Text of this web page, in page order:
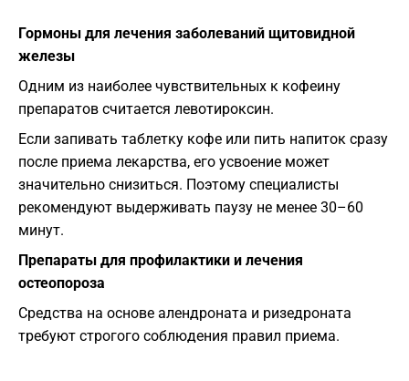
Гормоны для лечения заболеваний щитовидной
железы
Одним из наиболее чувствительных к кофеину
препаратов считается левотироксин.
Если запивать таблетку кофе или пить напиток сразу
после приема лекарства, его усвоение может
значительно снизиться. Поэтому специалисты
рекомендуют выдерживать паузу не менее 30–60
минут.
Препараты для профилактики и лечения
остеопороза
Средства на основе алендроната и ризедроната
требуют строгого соблюдения правил приема.